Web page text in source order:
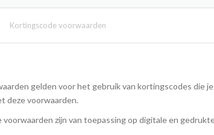
SOORTEN REIZEN
DIGITALE NIEUWSBRIEF
PRIVACYVERKLARING
Kortingscode voorwaarden
gelden voor het gebruik van kortingscodes die
deze voorwaarden.
voorwaarden zijn van toepassing op digitale en